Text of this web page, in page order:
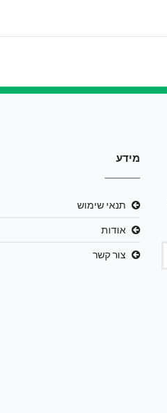
מידע
תנאי שימוש
אודות
צור קשר